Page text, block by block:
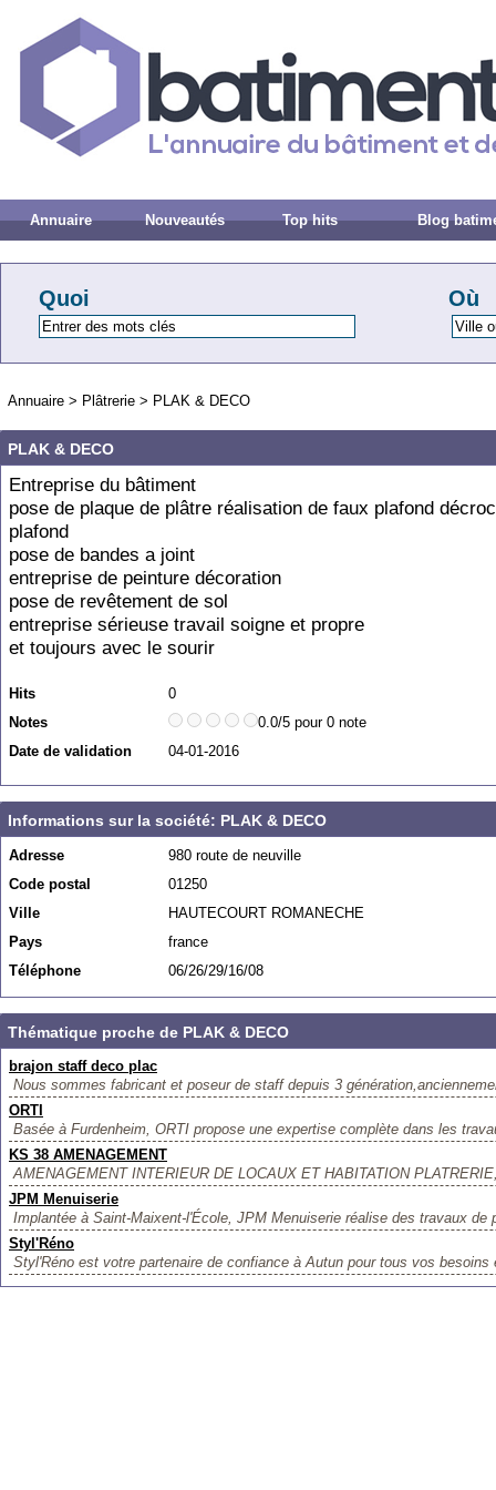
Annuaire Nouveautés Top hits Blog
Quoi Où
Annuaire > Plâtrerie > PLAK & DECO
PLAK & DECO
Entreprise du bâtiment
pose de plaque de plâtre réalisation de faux plafond
plafond
pose de bandes a joint
entreprise de peinture décoration
pose de revêtement de sol
entreprise sérieuse travail soigne et propre
et toujours avec le sourir
Hits
0
Notes
0.0/5 pour 0 note
Date de validation
04-01-2016
Informations sur la société: PLAK & DECO
Adresse
980 route de neuville
Code postal
01250
Ville
HAUTECOURT ROMANECHE
Pays
france
Téléphone
06/26/29/16/08
Thématique proche de PLAK & DECO
brajon staff deco plac
Nous sommes fabricant et poseur de staff depuis 3
ORTI
Basée à Furdenheim, ORTI propose une expertise complète dans les
KS 38 AMENAGEMENT
AMENAGEMENT INTERIEUR DE LOCAUX ET HABITATION
JPM Menuiserie
Implantée à Saint-Maixent-l'École, JPM Menuiserie réalise des travaux de
Styl'Réno
Styl'Réno est votre partenaire de confiance à Autun pour tous vos besoins